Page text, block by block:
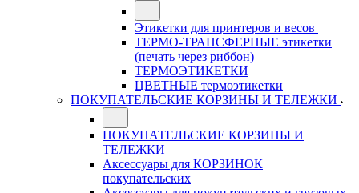
Этикетки для принтеров и весов
ТЕРМО-ТРАНСФЕРНЫЕ этикетки
(печать через риббон)
ТЕРМОЭТИКЕТКИ
ЦВЕТНЫЕ термоэтикетки
ПОКУПАТЕЛЬСКИЕ КОРЗИНЫ И ТЕЛЕЖКИ
ПОКУПАТЕЛЬСКИЕ КОРЗИНЫ И
ТЕЛЕЖКИ
Аксессуары для КОРЗИНОК
покупательских